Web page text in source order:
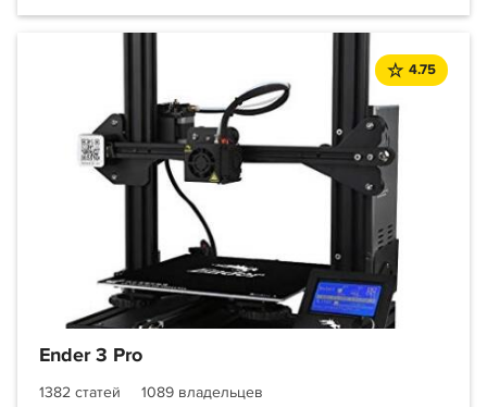
4.75
Ender 3 Pro
1382 статей
1089 владельцев